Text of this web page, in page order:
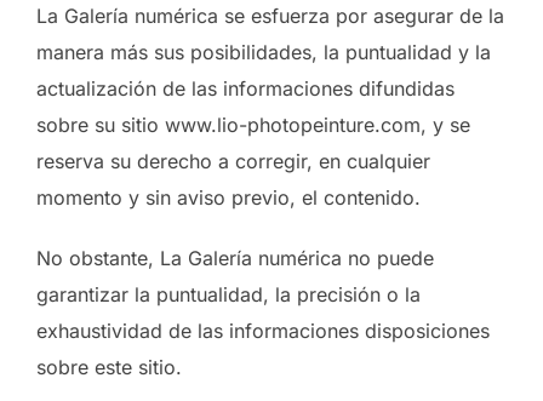
La Galería numérica se esfuerza por asegurar de la
manera más sus posibilidades, la puntualidad y la
actualización de las informaciones difundidas
sobre su sitio www.lio-photopeinture.com, y se
reserva su derecho a corregir, en cualquier
momento y sin aviso previo, el contenido.
No obstante, La Galería numérica no puede
garantizar la puntualidad, la precisión o la
exhaustividad de las informaciones disposiciones
sobre este sitio.